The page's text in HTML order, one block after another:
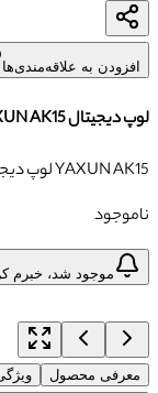
افزودن به علاقه‌مندی‌ها
لوپ دیجیتال YAXUN AK15
لوپ دیجیتال YAXUN AK15
ناموجود
موجود شد، خبرم
معرفی محصول